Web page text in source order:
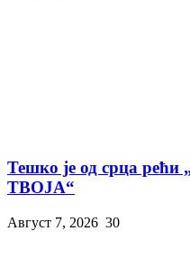
Тешко је од срца
ТВОЈА“
Август 7, 2026 30